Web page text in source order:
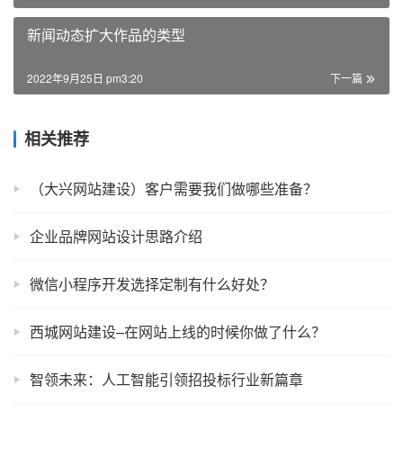
新闻动态扩大作品的类型
下一篇
2022年9月25日 pm3:20
相关推荐
（大兴网站建设）客户需要我们做哪些准备？
企业品牌网站设计思路介绍
微信小程序开发选择定制有什么好处？
西城网站建设–在网站上线的时候你做了什么？
智领未来：人工智能引领招投标行业新篇章